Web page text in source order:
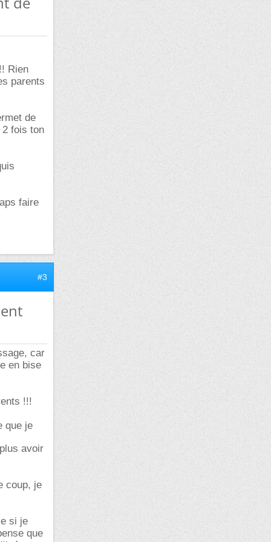
Rien
parents
de
fois ton
faire
#3
car
en bise
!!!
que je
avoir
coup, je
si je
que